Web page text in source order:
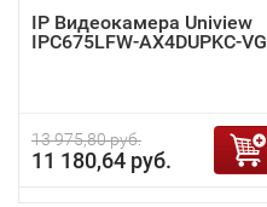
IP Видеокамера Uniview
IPC675LFW-AX4DUPKC-VG
13 975,80 руб.
11 180,64 руб.